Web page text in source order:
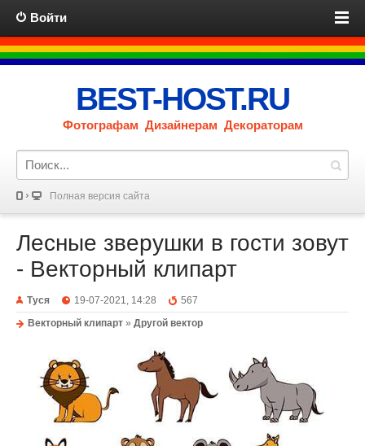
Войти
BEST-HOST.RU
Фотографам Дизайнерам Декораторам
Полная версия сайта
Лесные зверушки в гости зовут
- Векторный клипарт
Туся 19-07-2021, 14:28
567
Векторный клипарт » Другой вектор